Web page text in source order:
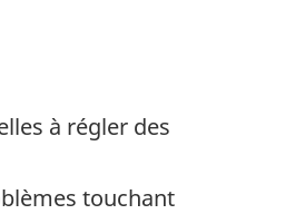
à régler des
touchant